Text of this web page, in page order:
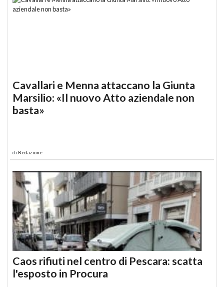
Cavallari e Menna attaccano la Giunta
Marsilio: «Il nuovo Atto aziendale non
basta»
di Redazione
Caos rifiuti nel centro di Pescara: scatta
l'esposto in Procura